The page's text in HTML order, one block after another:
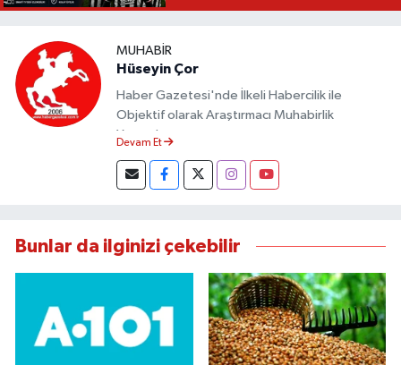
MUHABIR
Hüseyin Çor
Haber Gazetesi'nde İlkeli Habercilik ile
Objektif olarak Araştırmacı Muhabirlik
Yapmaktayım.
Devam Et
Bunlar da ilginizi çekebilir